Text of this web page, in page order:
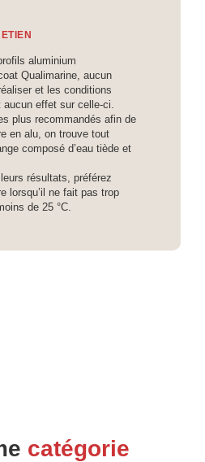
aluminium
Qualimarine, aucun
et les conditions
aucun effet sur celle-ci.
plus recommandés afin de
en alu, on trouve tout
composé d’eau tiède et
résultats, préférez
lorsqu’il ne fait pas trop
de 25 °C.
catégorie